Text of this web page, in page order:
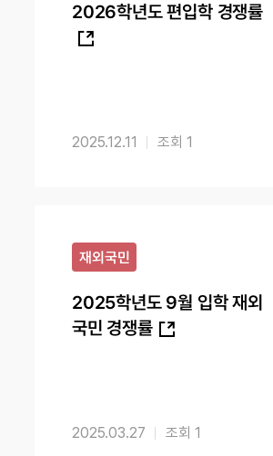
2026학년도 편입학 경쟁률
2025.12.11 1
재외국민
2025학년도 9월 입학 재외
국민 경쟁률
2025.03.27 1